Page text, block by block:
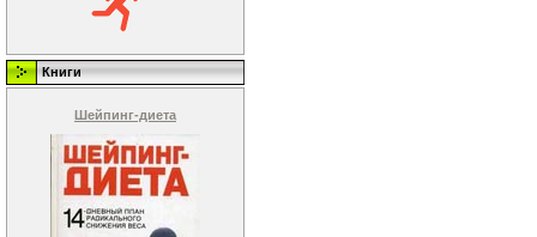
Книги
Шейпинг-диета